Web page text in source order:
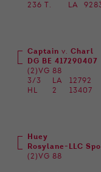
236 T.
LA
Captain v. Charl
DG BE 417290407
(2)VG 88
3/3
LA 12792
HL
2 13407
Huey
Rosylane-LLC
(2)VG 88